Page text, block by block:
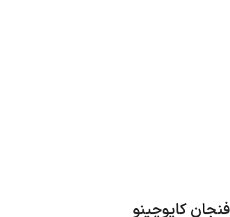
فنجان کاپوچینو